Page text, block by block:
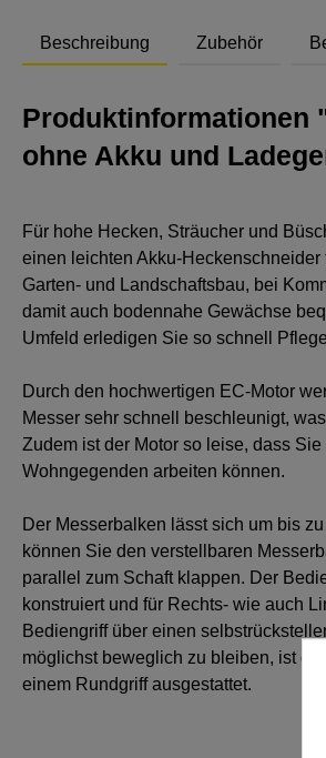
Beschreibung Zubehör
Produktinformationen
ohne Akku und
Für hohe Hecken, Sträucher und
einen leichten Akku-
Garten- und Landschaftsbau, bei
damit auch bodennahe Gewächse
Umfeld erledigen Sie so schnell
Durch den hochwertigen EC‑Motor
Messer sehr schnell beschleunigt,
Zudem ist der Motor so leise, dass
Wohngegenden arbeiten können.
Der Messerbalken lässt sich um bis
können Sie den verstellbaren
parallel zum Schaft klappen. Der
konstruiert und für Rechts- wie auch
Bediengriff über einen
möglichst beweglich zu bleiben, ist
einem Rundgriff ausgestattet.